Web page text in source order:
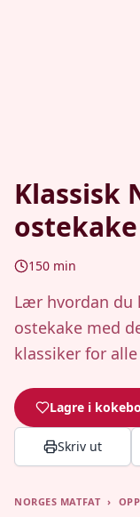
Klassisk
ostekake
150 min
Lær hvordan du
ostekake med
klassiker for
Lagre i
Skriv ut
NORGES MATFAT ›